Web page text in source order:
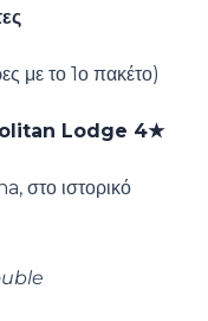
με το 1ο πακέτο)
Lodge 4★
στο ιστορικό